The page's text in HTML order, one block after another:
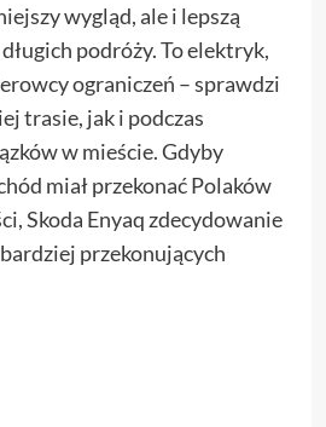
wygląd, ale i lepszą
podróży. To elektryk,
ograniczeń – sprawdzi
trasie, jak i podczas
w mieście. Gdyby
miał przekonać Polaków
Skoda Enyaq zdecydowanie
przekonujących